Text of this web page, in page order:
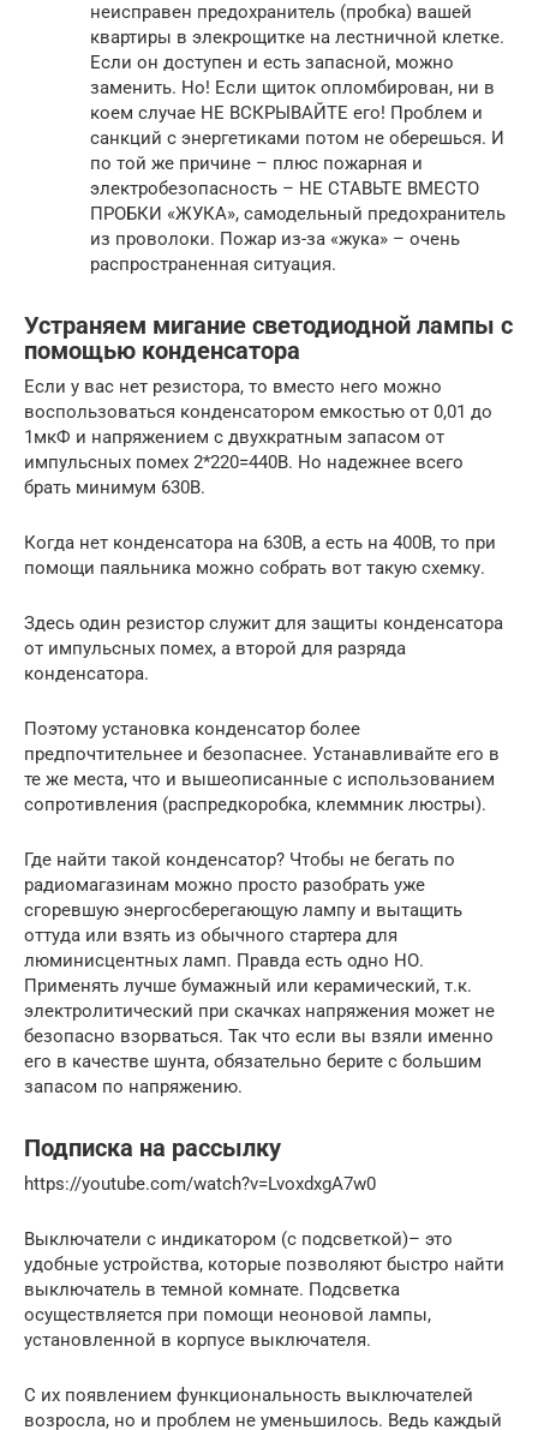
неисправен предохранитель (пробка) вашей
квартиры в элекрощитке на лестничной клетке.
Если он доступен и есть запасной, можно
заменить. Но! Если щиток опломбирован, ни в
коем случае НЕ ВСКРЫВАЙТЕ его! Проблем и
санкций с энергетиками потом не оберешься. И
по той же причине – плюс пожарная и
электробезопасность – НЕ СТАВЬТЕ ВМЕСТО
ПРОБКИ «ЖУКА», самодельный предохранитель
из проволоки. Пожар из-за «жука» – очень
распространенная ситуация.
Устраняем мигание светодиодной лампы с
помощью конденсатора
Если у вас нет резистора, то вместо него можно
воспользоваться конденсатором емкостью от 0,01 до
1мкФ и напряжением с двухкратным запасом от
импульсных помех 2*220=440В. Но надежнее всего
брать минимум 630В.
Когда нет конденсатора на 630В, а есть на 400В, то при
помощи паяльника можно собрать вот такую схемку.
Здесь один резистор служит для защиты конденсатора
от импульсных помех, а второй для разряда
конденсатора.
Поэтому установка конденсатор более
предпочтительнее и безопаснее. Устанавливайте его в
те же места, что и вышеописанные с использованием
сопротивления (распредкоробка, клеммник люстры).
Где найти такой конденсатор? Чтобы не бегать по
радиомагазинам можно просто разобрать уже
сгоревшую энергосберегающую лампу и вытащить
оттуда или взять из обычного стартера для
люминисцентных ламп. Правда есть одно НО.
Применять лучше бумажный или керамический, т.к.
электролитический при скачках напряжения может не
безопасно взорваться. Так что если вы взяли именно
его в качестве шунта, обязательно берите с большим
запасом по напряжению.
Подписка на рассылку
https://youtube.com/watch?v=LvoxdxgA7w0
Выключатели с индикатором (с подсветкой)– это
удобные устройства, которые позволяют быстро найти
выключатель в темной комнате. Подсветка
осуществляется при помощи неоновой лампы,
установленной в корпусе выключателя.
С их появлением функциональность выключателей
возросла, но и проблем не уменьшилось. Ведь каждый